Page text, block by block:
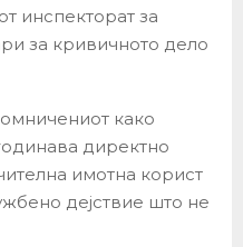
инспекторат за
за кривичното дело
како
директно
имотна корист
дејствие што не